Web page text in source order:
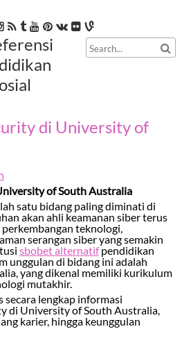
di University of
of South Australia
satu bidang paling diminati di
akan ahli keamanan siber terus
teknologi,
serangan siber yang semakin
sbobet alternatifpendidikan
unggulan di bidang ini adalah
, yang dikenal memiliki kurikulum
mutakhir.
lengkap informasi
di University of South Australia,
karier, hingga keunggulan